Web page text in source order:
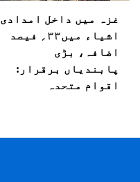
غزہ میں داخل امدادی
اشیاء میں۳۳؍ فیصد
اضافہ، بڑی
پابندیاں برقرار:
اقوام متحدہ